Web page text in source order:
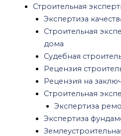
Строительная
Экспертиза
Строительная
дома
Судебная
Рецензия
Рецензия на
Строительная
Экспертиза
Экспертиза
Медицинская
Экспертиза
Психиатрическая
Военно-
Посмертная
Психиатрическая
дееспособность
Рецензия на
Амбулаторная